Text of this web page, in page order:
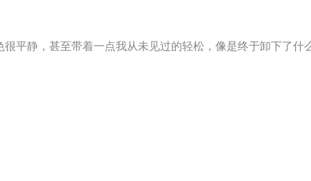
平静，甚至带着一点我从未见过的轻松，像是终于卸下了什